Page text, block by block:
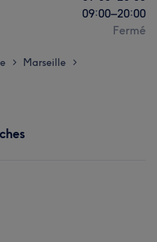
09:00–20:00
Fermé
> Marseille >